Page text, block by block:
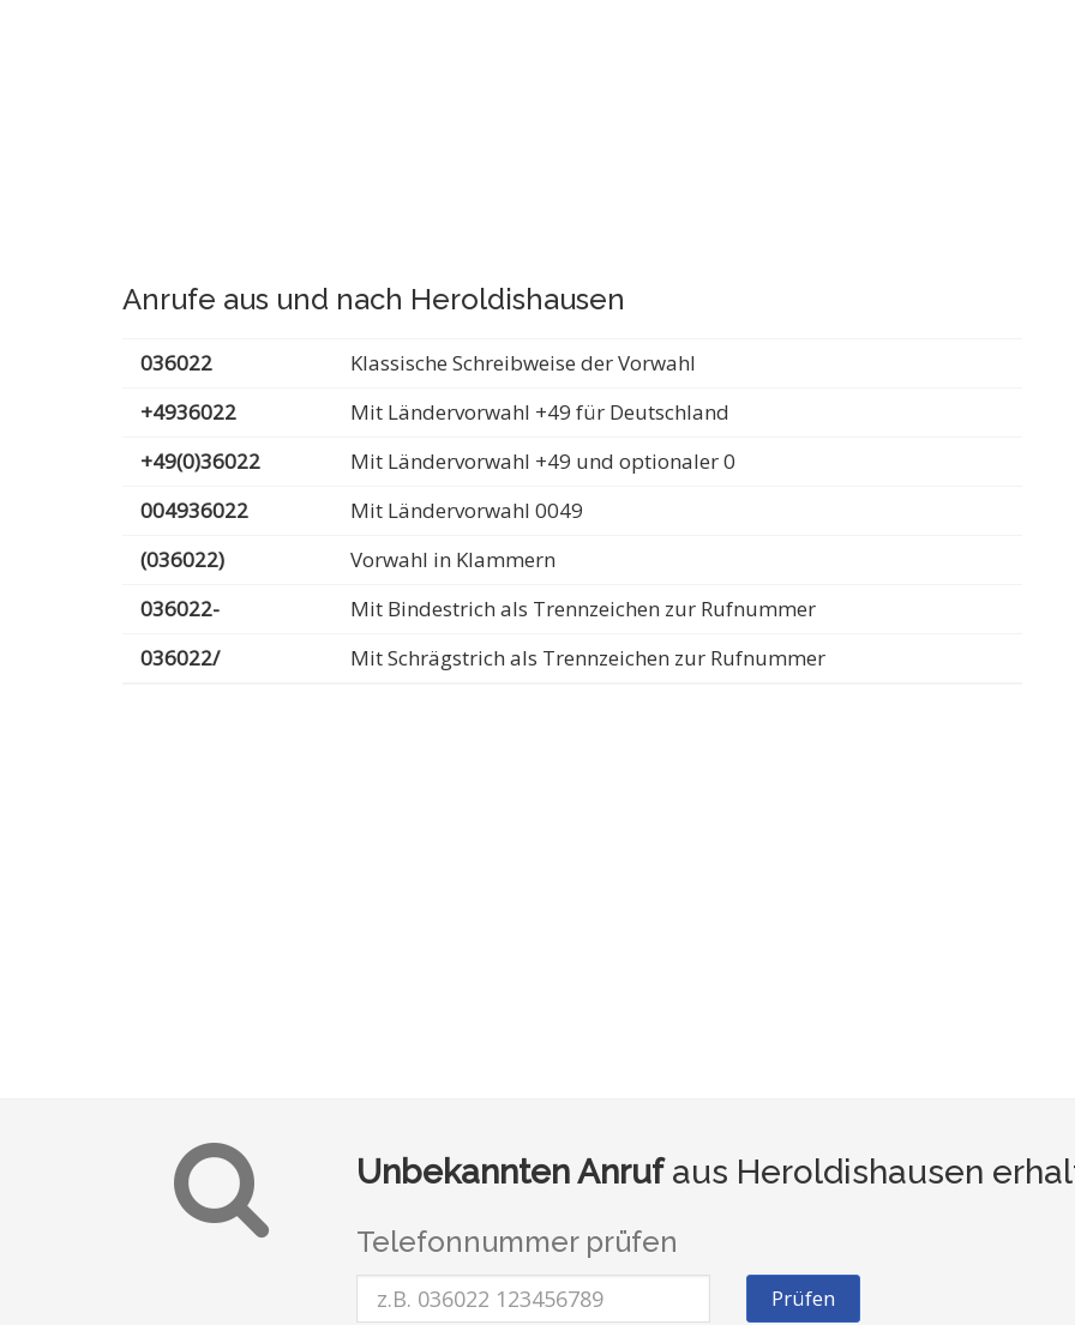
Anrufe aus und nach Heroldishausen
036022
Klassische Schreibweise der Vorwahl
+4936022
Mit Ländervorwahl +49 für Deutschland
+49(0)36022
Mit Ländervorwahl +49 und optionaler 0
004936022
Mit Ländervorwahl 0049
(036022)
Vorwahl in Klammern
036022-
Mit Bindestrich als Trennzeichen zur Rufnummer
036022/
Mit Schrägstrich als Trennzeichen zur Rufnummer
Unbekannten Anrufaus Heroldishausen
Telefonnummer prüfen
Prüfen